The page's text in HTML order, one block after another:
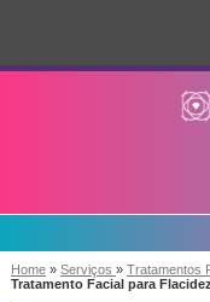
Home » Serviços » Tratamentos
Tratamento Facial para